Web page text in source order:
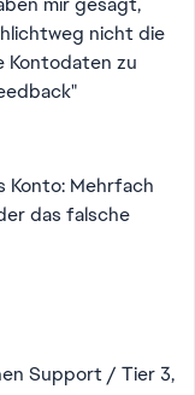
nicht die
Kontodaten zu
Konto: Mehrfach
das falsche
Support / Tier 3,